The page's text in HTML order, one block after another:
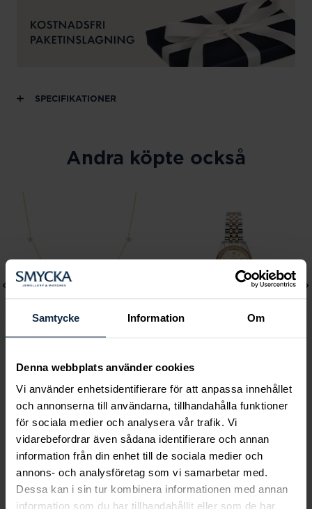
Samtycke Information Om
Denna webbplats använder cookies
Vi använder enhetsidentifierare för att anpassa innehållet
och annonserna till användarna, tillhandahålla funktioner
för sociala medier och analysera vår trafik. Vi
vidarebefordrar även sådana identifierare och annan
information från din enhet till de sociala medier och
annons- och analysföretag som vi samarbetar med.
Dessa kan i sin tur kombinera informationen med annan
information som du har tillhandahållit eller som de har
SPECIFIKATIONER
Andra köpte också
Ellie Gold Necklace
Royal Watch 28 mm
Pris
2 399 kr